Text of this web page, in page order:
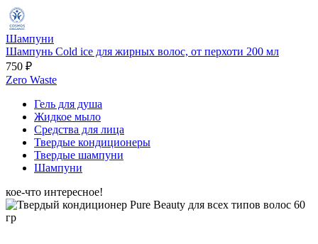
Шампуни
Шампунь Cold ice для жирных волос, от перхоти 200 мл
750 ₽
Zero Waste
Гель для душа
Жидкое мыло
Средства для лица
Твердые кондиционеры
Твердые шампуни
Шампуни
кое-что интересное!